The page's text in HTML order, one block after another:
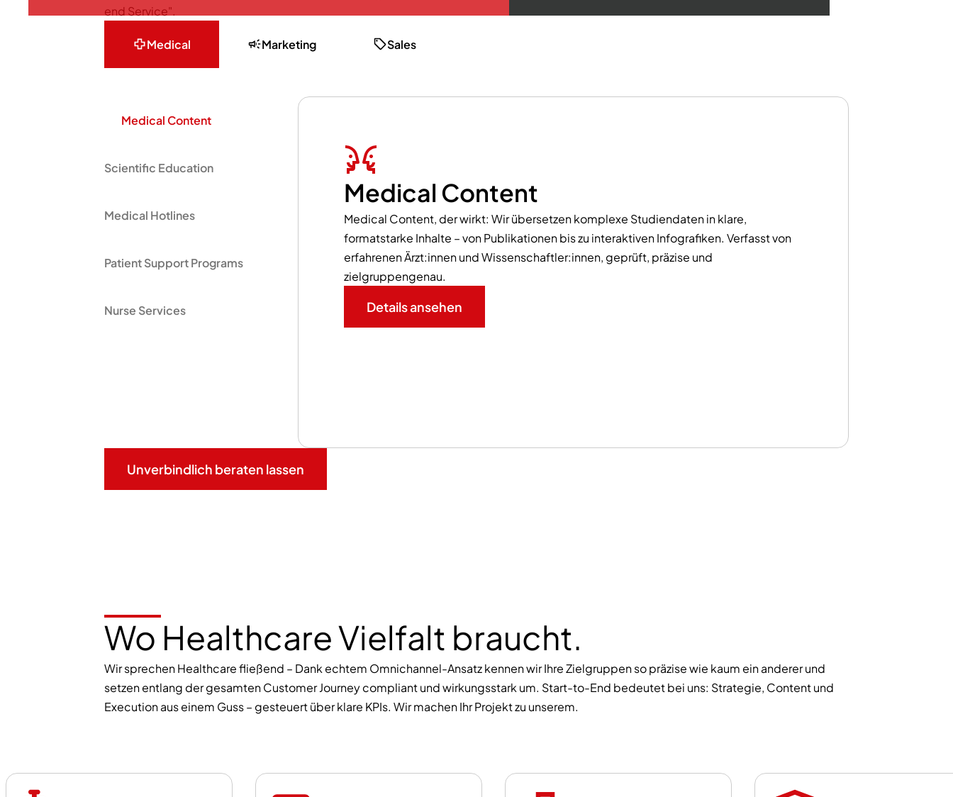
end Service".
Medical Marketing Sales
Medical Content
Scientific Education
Medical Hotlines
Patient Support Programs
Nurse Services
Medical Content
Medical Content, der wirkt: Wir übersetzen komplexe Studiendaten in klare,
formatstarke Inhalte – von Publikationen bis zu interaktiven Infografiken. Verfasst von
erfahrenen Ärzt:innen und Wissenschaftler:innen, geprüft, präzise und
zielgruppengenau.
Details ansehen
Unverbindlich beraten lassen
Wo Healthcare Vielfalt braucht.
Wir sprechen Healthcare fließend – Dank echtem Omnichannel-Ansatz kennen wir Ihre Zielgruppen so präzise wie kaum ein anderer und
setzen entlang der gesamten Customer Journey compliant und wirkungsstark um. Start-to-End bedeutet bei uns: Strategie, Content und
Execution aus einem Guss – gesteuert über klare KPIs. Wir machen Ihr Projekt zu unserem.